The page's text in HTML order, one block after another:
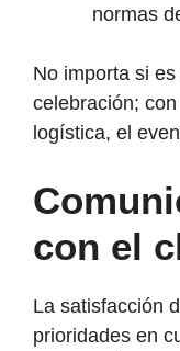
normas
No importa si
celebración;
logística, el
con el
La satisfacción
prioridades en